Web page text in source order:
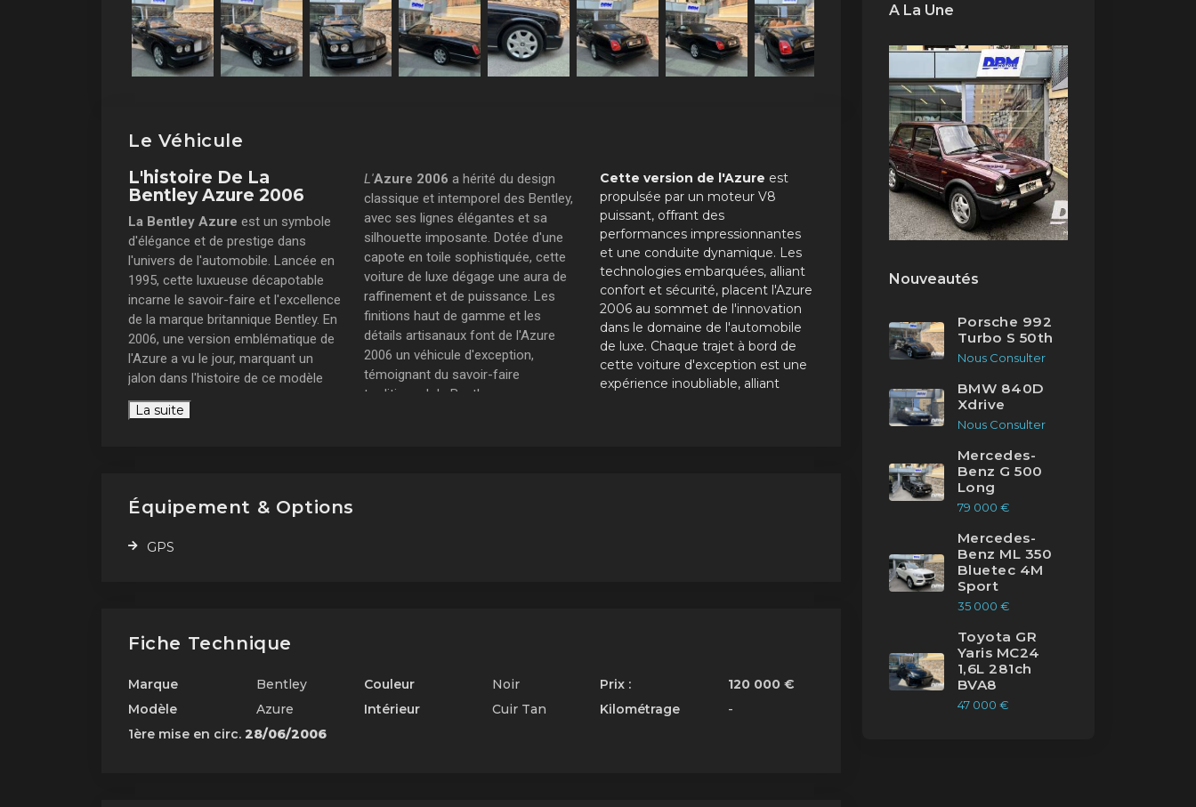
Le Véhicule
L'histoire De La
Bentley Azure 2006
La Bentley Azure est un symbole
d'élégance et de prestige dans
l'univers de l'automobile. Lancée en
1995, cette luxueuse décapotable
incarne le savoir-faire et l'excellence
de la marque britannique Bentley. En
2006, une version emblématique de
l'Azure a vu le jour, marquant un
jalon dans l'histoire de ce modèle
emblématique.
Un design historique
L'Azure 2006 a hérité du design
classique et intemporel des Bentley,
avec ses lignes élégantes et sa
silhouette imposante. Dotée d'une
capote en toile sophistiquée, cette
voiture de luxe dégage une aura de
raffinement et de puissance. Les
finitions haut de gamme et les
détails artisanaux font de l'Azure
2006 un véhicule d'exception,
témoignant du savoir-faire
traditionnel de Bentley.
Cette version de l'Azure est
propulsée par un moteur V8
puissant, offrant des
performances impressionnantes
et une conduite dynamique. Les
technologies embarquées, alliant
confort et sécurité, placent l'Azure
2006 au sommet de l'innovation
dans le domaine de l'automobile
de luxe. Chaque trajet à bord de
cette voiture d'exception est une
expérience inoubliable, alliant
La suite
Équipement & Options
GPS
Fiche Technique
Marque
Bentley
Modèle
Azure
1ère mise en circ. 28/06/2006
Couleur
Noir
Intérieur
Cuir Tan
Prix :
120 000 €
Kilométrage
-
A La Une
Nouveautés
Porsche 992
Turbo S 50th
Nous Consulter
BMW 840D
Xdrive
Nous Consulter
Mercedes-
Benz G 500
Long
79 000 €
Mercedes-
Benz ML 350
Bluetec 4M
Sport
35 000 €
Toyota GR
Yaris MC24
1,6L 281ch
BVA8
47 000 €